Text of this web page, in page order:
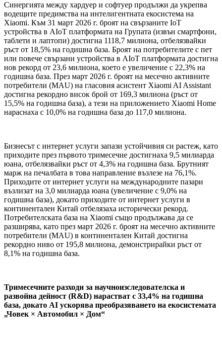
Синергията между хардуер и софтуер продължи да укрепва
водещите предимства на интелигентната екосистема на
Xiaomi. Към 31 март 2026 г. броят на свързаните IoT
устройства в AIoT платформата на Групата (извън смартфони,
таблети и лаптопи) достигна 1118,7 милиона, отбелязвайки
ръст от 18,5% на годишна база. Броят на потребителите с пет
или повече свързани устройства в AIoT платформата достигна
нов рекорд от 23,6 милиона, което е увеличение с 22,3% на
годишна база. През март 2026 г. броят на месечно активните
потребители (MAU) на гласовия асистент Xiaomi AI Assistant
достигна рекордно висок брой от 169,3 милиона (ръст от
15,5% на годишна база), а тези на приложението Xiaomi Home
нараснаха с 10,0% на годишна база до 117,0 милиона.
Бизнесът с интернет услуги запази устойчивия си растеж, като
приходите през първото тримесечие достигнаха 9,5 милиарда
юана, отбелязвайки ръст от 4,3% на годишна база. Брутният
марж на печалбата в това направление възлезе на 76,1%.
Приходите от интернет услуги на международните пазари
възлизат на 3,0 милиарда юана (увеличение с 9,0% на
годишна база), докато приходите от интернет услуги в
континентален Китай отбелязаха исторически рекорд.
Потребителската база на Xiaomi също продължава да се
разширява, като през март 2026 г. броят на месечно активните
потребители (MAU) в континентален Китай достигна
рекордно ниво от 195,8 милиона, демонстрирайки ръст от
8,1% на годишна база.
Тримесечните разходи за научноизследователска и
развойна дейност (R&D) нарастват с 33,4% на годишна
база, докато AI ускорява преобразяването на екосистемата
„Човек × Автомобил × Дом“